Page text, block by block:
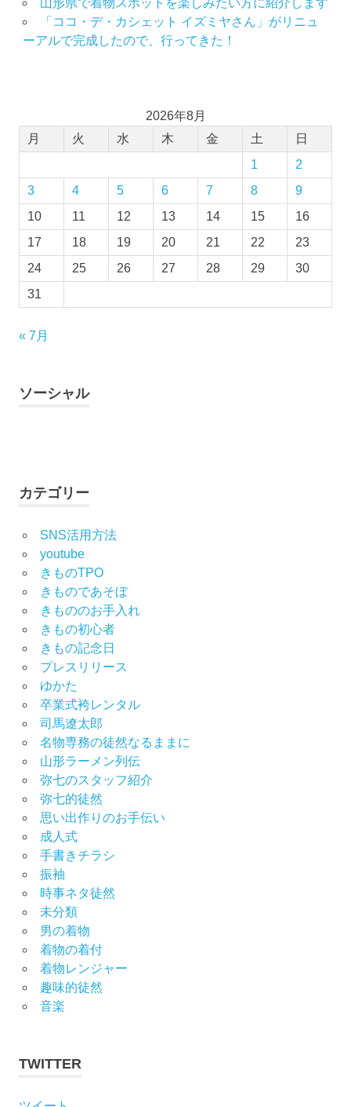
山形県で着物スポットを楽しみたい方に紹介します
「ココ・デ・カシェット イズミヤさん」がリニュ
ーアルで完成したので、行ってきた！
2026年8月
月
火 水 木 金 土
日
1
2
3
4 5 6 7 8
9
10
11 12 13 14 15
16
17
18 19 20 21 22
23
24
25 26 27 28 29
30
31
« 7月
ソーシャル
カテゴリー
SNS活用方法
youtube
きものTPO
きものであそぼ
きもののお手入れ
きもの初心者
きもの記念日
プレスリリース
ゆかた
卒業式袴レンタル
司馬遼太郎
名物専務の徒然なるままに
山形ラーメン列伝
弥七のスタッフ紹介
弥七的徒然
思い出作りのお手伝い
成人式
手書きチラシ
振袖
時事ネタ徒然
未分類
男の着物
着物の着付
着物レンジャー
趣味的徒然
音楽
TWITTER